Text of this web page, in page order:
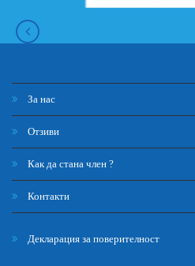
За нас
Отзиви
Как да стана член ?
Контакти
Декларация за поверителност